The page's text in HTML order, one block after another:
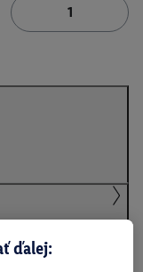
ďalej: